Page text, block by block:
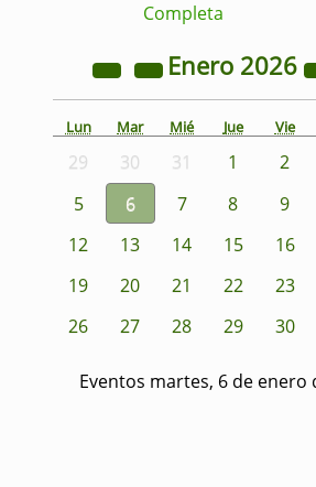
Completa
Enero 2026
Lun Mar Mié Jue Vie
29 30 31 1 2
5
6 7 8 9
12
13 14 15 16
19
20 21 22 23
26
27 28 29 30
Eventos martes, 6 de enero